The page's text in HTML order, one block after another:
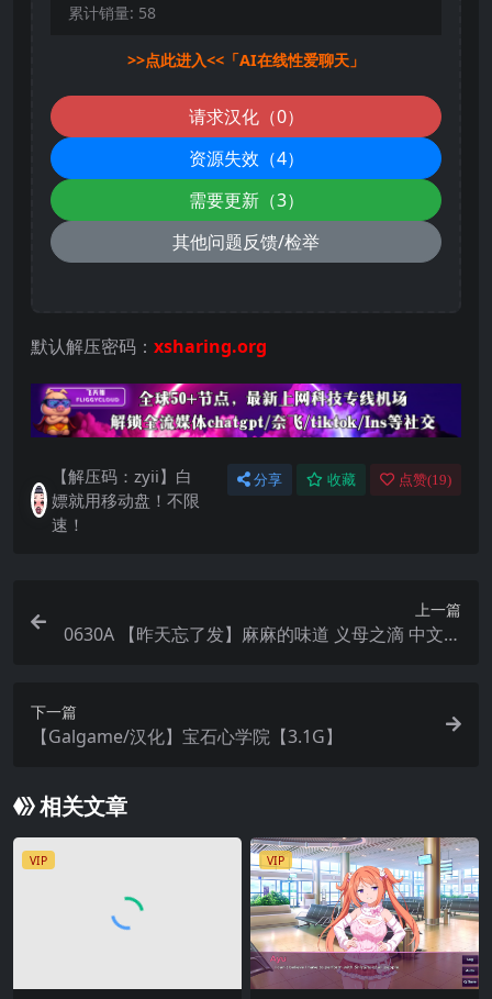
累计销量: 58
>>点此进入<<「AI在线性爱聊天」
请求汉化（0）
资源失效（4）
需要更新（3）
其他问题反馈/检举
默认解压密码： xsharing.org
【解压码：zyii】白
嫖就用移动盘！不限
速！
分享 收藏 点赞(19)
上一篇
0630A 【昨天忘了发】麻麻的味道 义母之滴 中文汉
下一篇
【Galgame/汉化】宝石心学院【3.1G】
相关文章
VIP VIP